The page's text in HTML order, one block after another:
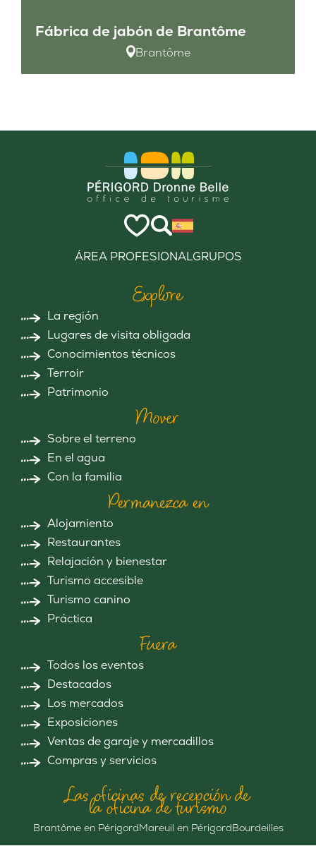
Fábrica de jabón de Brantôme
Brantôme
ÁREA PROFESIONALGRUPOS
Explore
La región
Lugares de visita obligada
Conocimientos técnicos
Terroir
Patrimonio
Mover
Sobre el terreno
En el agua
Con la familia
Permanezca en
Alojamiento
Restaurantes
Relajación y bienestar
Turismo accesible
Turismo canino
Práctica
Fuera
Todos los eventos
Destacados
Los mercados
Exposiciones
Ventas de garaje y mercadillos
Compras y servicios
Las oficinas de recepción de
la oficina de turismo
Brantôme en PérigordMareuil en PérigordBourdeilles